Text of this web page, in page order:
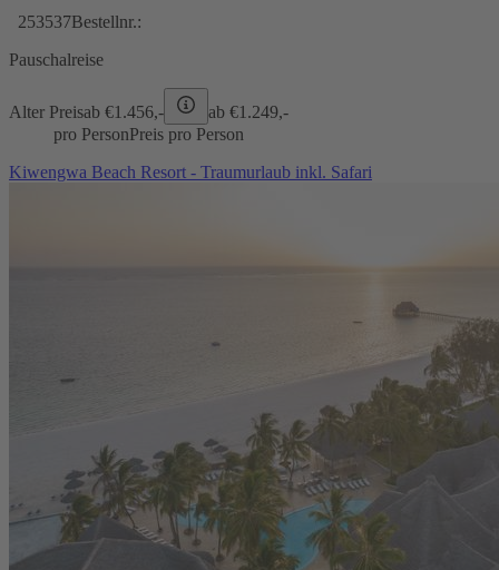
253537Bestellnr.:
Pauschalreise
Alter Preisab €1.456,- ab €1.249,-
pro PersonPreis pro Person
Kiwengwa Beach Resort - Traumurlaub inkl. Safari